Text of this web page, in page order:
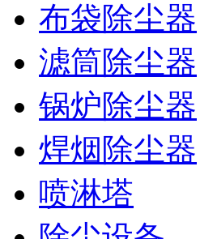
布袋除尘器
滤筒除尘器
锅炉除尘器
焊烟除尘器
喷淋塔